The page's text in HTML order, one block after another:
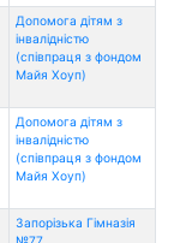
Допомога дітям з
інвалідністю
(співпраця з фондом
Майя Хоуп)
Допомога дітям з
інвалідністю
(співпраця з фондом
Майя Хоуп)
Запорізька Гімназія